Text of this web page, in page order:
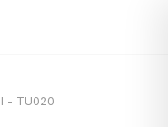
- TU020